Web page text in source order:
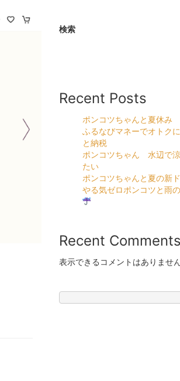
検索
Recent Posts
ポンコツちゃんと夏休み
ふるなびマネーでオトク
と納税
ポンコツちゃん 水辺で
たい
ポンコツちゃんと夏の新
やる気ゼロポンコツと雨
Recent Comments
表示できるコメントはありません